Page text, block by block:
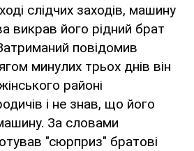
слідчих заходів, машину
викрав його рідний брат
повідомив
минулих трьох днів він
районі
і не знав, що його
За словами
"сюрприз" братові